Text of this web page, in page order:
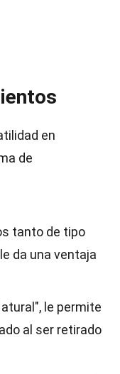
en
de
tanto de tipo
da una ventaja
le permite
al ser retirado